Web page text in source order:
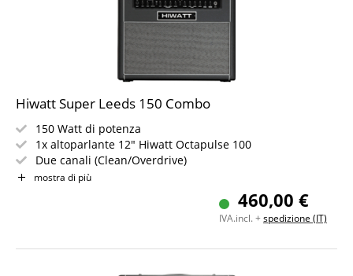
Hiwatt Super Leeds 150 Combo
150 Watt di potenza
1x altoparlante 12" Hiwatt Octapulse 100
Due canali (Clean/Overdrive)
Stadi di gain commutabili & riverbero a molla
mostra di più
460,00 €
IVA.incl. +spedizione (IT)